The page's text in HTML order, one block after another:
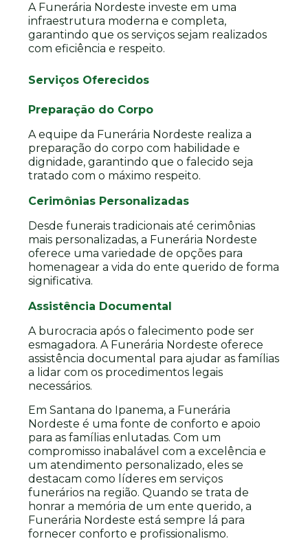
A Funerária Nordeste investe em uma
infraestrutura moderna e completa,
garantindo que os serviços sejam realizados
com eficiência e respeito.
Serviços Oferecidos
Preparação do Corpo
A equipe da Funerária Nordeste realiza a
preparação do corpo com habilidade e
dignidade, garantindo que o falecido seja
tratado com o máximo respeito.
Cerimônias Personalizadas
Desde funerais tradicionais até cerimônias
mais personalizadas, a Funerária Nordeste
oferece uma variedade de opções para
homenagear a vida do ente querido de forma
significativa.
Assistência Documental
A burocracia após o falecimento pode ser
esmagadora. A Funerária Nordeste oferece
assistência documental para ajudar as famílias
a lidar com os procedimentos legais
necessários.
Em Santana do Ipanema, a Funerária
Nordeste é uma fonte de conforto e apoio
para as famílias enlutadas. Com um
compromisso inabalável com a excelência e
um atendimento personalizado, eles se
destacam como líderes em serviços
funerários na região. Quando se trata de
honrar a memória de um ente querido, a
Funerária Nordeste está sempre lá para
fornecer conforto e profissionalismo.